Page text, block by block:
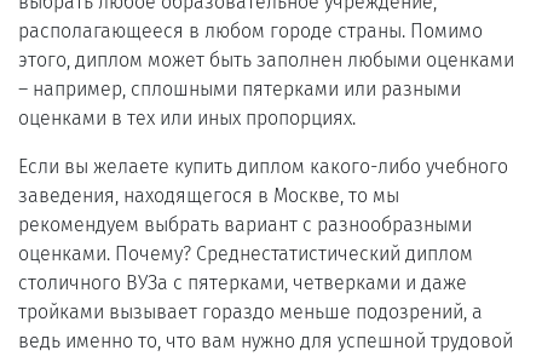
располагающееся в любом городе страны. Помимо
этого, диплом может быть заполнен любыми оценками
― например, сплошными пятерками или разными
оценками в тех или иных пропорциях.
Если вы желаете купить диплом какого-либо учебного
заведения, находящегося в Москве, то мы
рекомендуем выбрать вариант с разнообразными
оценками. Почему? Среднестатистический диплом
столичного ВУЗа с пятерками, четверками и даже
тройками вызывает гораздо меньше подозрений, а
ведь именно то, что вам нужно для успешной трудовой